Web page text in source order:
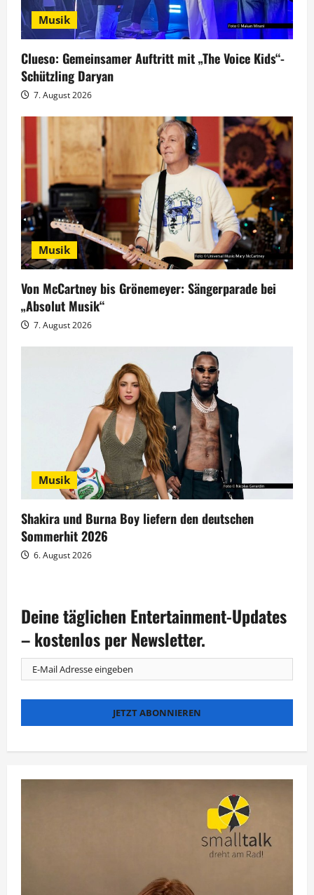
g
a
t
i
o
n
Musik
Clueso: Gemeinsamer Auftritt mit „The Voice Kids“-
Schützling Daryan
7. August 2026
Musik
Von McCartney bis Grönemeyer: Sängerparade bei
„Absolut Musik“
7. August 2026
Musik
Shakira und Burna Boy liefern den deutschen
Sommerhit 2026
6. August 2026
Deine täglichen Entertainment-Updates
– kostenlos per Newsletter.